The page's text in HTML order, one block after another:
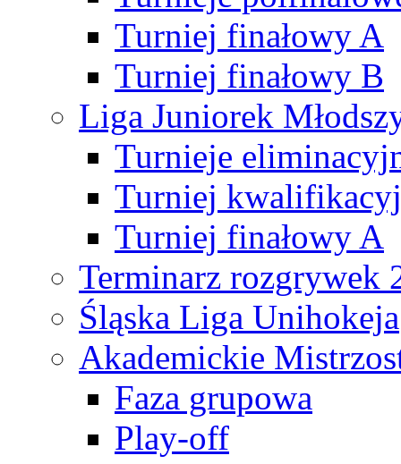
Turniej finałowy A
Turniej finałowy B
Liga Juniorek
Turnieje
Turniej
Turniej finałowy A
Terminarz rozgrywek
Śląska Liga Unihokeja
Akademickie
Faza grupowa
Play-off